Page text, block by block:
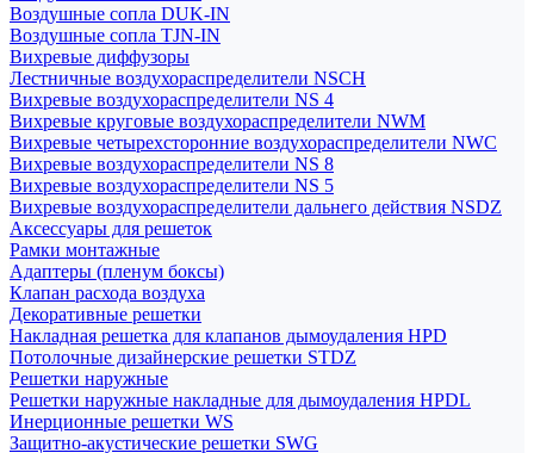
Воздушные сопла DUK-IN
Воздушные сопла TJN-IN
Вихревые диффузоры
Лестничные воздухораспределители NSCH
Вихревые воздухораспределители NS 4
Вихревые круговые воздухораспределители NWM
Вихревые четырехсторонние воздухораспределители NWC
Вихревые воздухораспределители NS 8
Вихревые воздухораспределители NS 5
Вихревые воздухораспределители дальнего действия NSDZ
Аксессуары для решеток
Рамки монтажные
Адаптеры (пленум боксы)
Клапан расхода воздуха
Декоративные решетки
Накладная решетка для клапанов дымоудаления HPD
Потолочные дизайнерские решетки STDZ
Решетки наружные
Решетки наружные накладные для дымоудаления HPDL
Инерционные решетки WS
Защитно-акустические решетки SWG